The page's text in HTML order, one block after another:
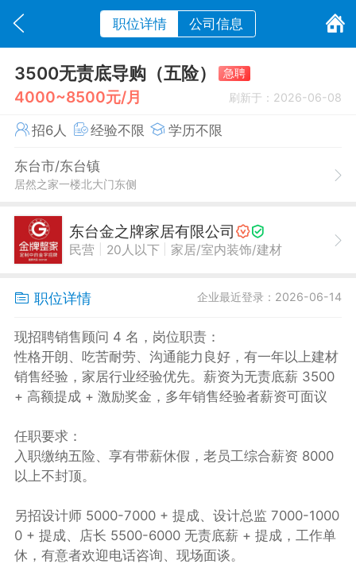
职位详情 公司信息
3500无责底导购（五险） 急聘
4000~8500元/月 刷新于：2026-06-08
招6人 经验不限 学历不限
东台市/东台镇
居然之家一楼北大门东侧
东台金之牌家居有限公司
民营 20人以下 家居/室内装饰/建材
职位详情 企业最近登录：2026-06-14
现招聘销售顾问 4 名，岗位职责：
性格开朗、吃苦耐劳、沟通能力良好，有一年以上建材
销售经验，家居行业经验优先。薪资为无责底薪 3500
+ 高额提成 + 激励奖金，多年销售经验者薪资可面议
任职要求：
入职缴纳五险、享有带薪休假，老员工综合薪资 8000
以上不封顶。
另招设计师 5000-7000 + 提成、设计总监 7000-1000
0 + 提成、店长 5500-6000 无责底薪 + 提成，工作单
休，有意者欢迎电话咨询、现场面谈。